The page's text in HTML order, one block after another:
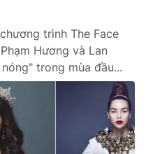
trình The Face
Hương và Lan
trong mùa đầu...